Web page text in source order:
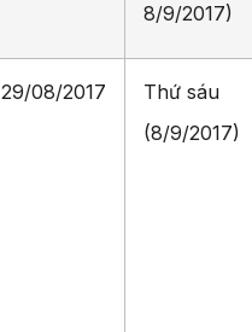
8/9/2017)
29/08/2017
Thứ sáu
(8/9/2017)